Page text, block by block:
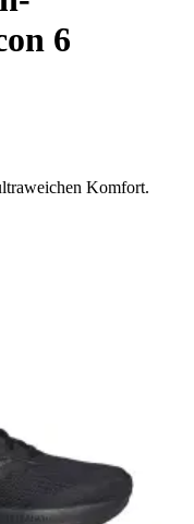
6
Komfort.